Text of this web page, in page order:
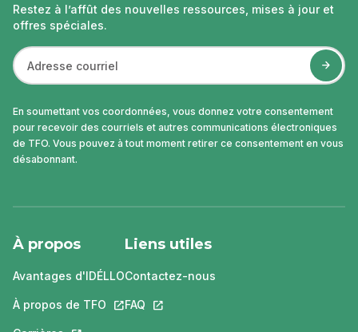
Restez à l’affût des nouvelles ressources, mises à jour et
offres spéciales.
En soumettant vos coordonnées, vous donnez votre consentement
pour recevoir des courriels et autres communications électroniques
de TFO. Vous pouvez à tout moment retirer ce consentement en vous
désabonnant.
À propos
Avantages d'IDÉLLO
À propos de TFO Ce lien s'ouvrira dans un nouvel onglet.
Liens utiles
Contactez-nous
FAQ Ce lien s'ouvrira dans un nouvel